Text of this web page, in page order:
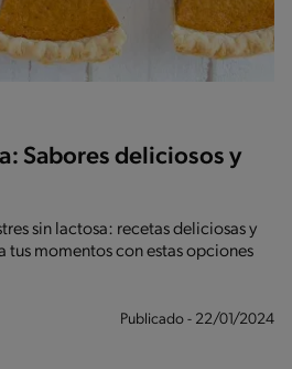
Sabores deliciosos y
sin lactosa: recetas deliciosas y
tus momentos con estas opciones
Publicado - 22/01/2024